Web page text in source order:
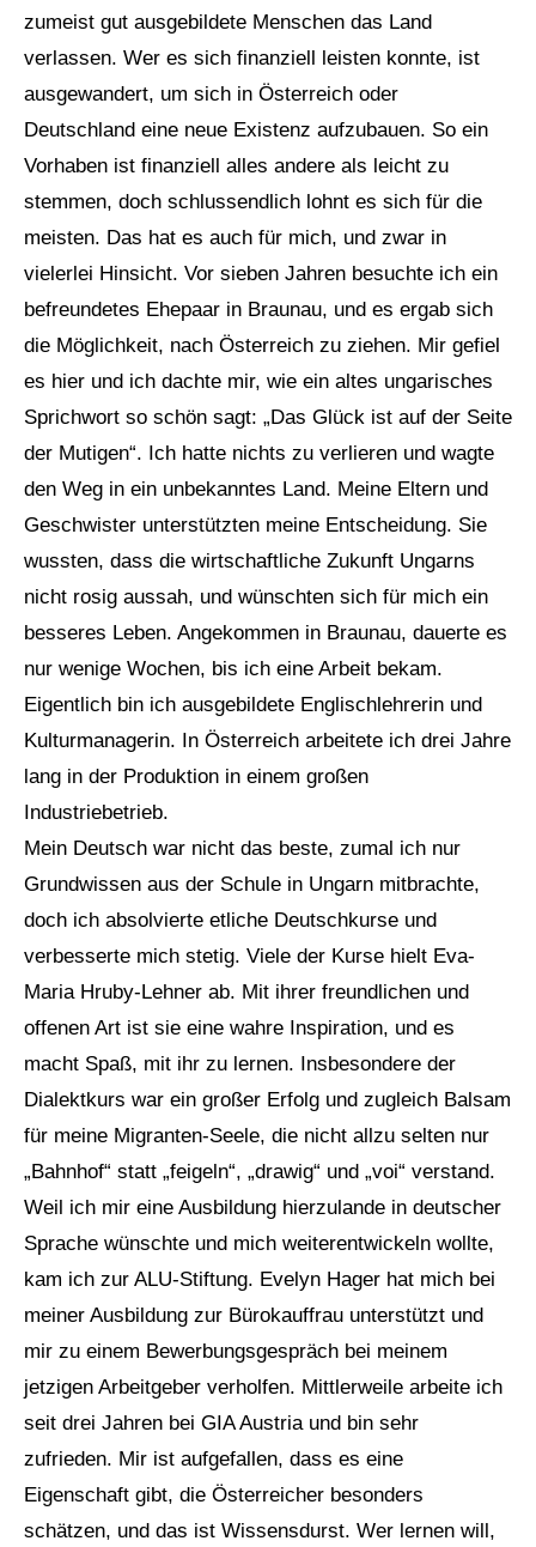
zumeist gut ausgebildete Menschen das Land
verlassen. Wer es sich finanziell leisten konnte, ist
ausgewandert, um sich in Österreich oder
Deutschland eine neue Existenz aufzubauen. So ein
Vorhaben ist finanziell alles andere als leicht zu
stemmen, doch schlussendlich lohnt es sich für die
meisten. Das hat es auch für mich, und zwar in
vielerlei Hinsicht. Vor sieben Jahren besuchte ich ein
befreundetes Ehepaar in Braunau, und es ergab sich
die Möglichkeit, nach Österreich zu ziehen. Mir gefiel
es hier und ich dachte mir, wie ein altes ungarisches
Sprichwort so schön sagt: „Das Glück ist auf der Seite
der Mutigen“. Ich hatte nichts zu verlieren und wagte
den Weg in ein unbekanntes Land. Meine Eltern und
Geschwister unterstützten meine Entscheidung. Sie
wussten, dass die wirtschaftliche Zukunft Ungarns
nicht rosig aussah, und wünschten sich für mich ein
besseres Leben. Angekommen in Braunau, dauerte es
nur wenige Wochen, bis ich eine Arbeit bekam.
Eigentlich bin ich ausgebildete Englischlehrerin und
Kulturmanagerin. In Österreich arbeitete ich drei Jahre
lang in der Produktion in einem großen
Industriebetrieb.
Mein Deutsch war nicht das beste, zumal ich nur
Grundwissen aus der Schule in Ungarn mitbrachte,
doch ich absolvierte etliche Deutschkurse und
verbesserte mich stetig. Viele der Kurse hielt Eva-
Maria Hruby-Lehner ab. Mit ihrer freundlichen und
offenen Art ist sie eine wahre Inspiration, und es
macht Spaß, mit ihr zu lernen. Insbesondere der
Dialektkurs war ein großer Erfolg und zugleich Balsam
für meine Migranten-Seele, die nicht allzu selten nur
„Bahnhof“ statt „feigeln“, „drawig“ und „voi“ verstand.
Weil ich mir eine Ausbildung hierzulande in deutscher
Sprache wünschte und mich weiterentwickeln wollte,
kam ich zur ALU-Stiftung. Evelyn Hager hat mich bei
meiner Ausbildung zur Bürokauffrau unterstützt und
mir zu einem Bewerbungsgespräch bei meinem
jetzigen Arbeitgeber verholfen. Mittlerweile arbeite ich
seit drei Jahren bei GIA Austria und bin sehr
zufrieden. Mir ist aufgefallen, dass es eine
Eigenschaft gibt, die Österreicher besonders
schätzen, und das ist Wissensdurst. Wer lernen will,